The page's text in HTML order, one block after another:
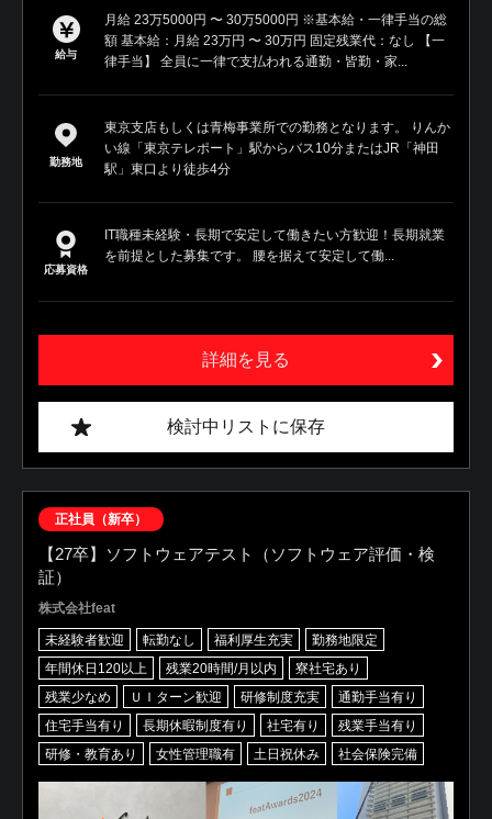
給与
月給 23万5000円 〜 30万5000円 ※基本給・一律手当の総
額 基本給：月給 23万円 〜 30万円 固定残業代：なし 【一
律手当】 全員に一律で支払われる通勤・皆勤・家...
勤務地
東京支店もしくは青梅事業所での勤務となります。 りんか
い線「東京テレポート」駅からバス10分またはJR「神田
駅」東口より徒歩4分
応募資格
IT職種未経験・長期で安定して働きたい方歓迎！長期就業
を前提とした募集です。 腰を据えて安定して働...
詳細を見る
検討中リストに保存
正社員（新卒）
【27卒】ソフトウェアテスト（ソフトウェア評価・検
証）
株式会社feat
未経験者歓迎 転勤なし 福利厚生充実
勤務地限定
年間休日120以上
残業20時間/月以内
寮社宅あり
残業少なめ
ＵＩターン歓迎 研修制度充実
通勤手当有り
住宅手当有り
長期休暇制度有り 社宅有り
残業手当有り
研修・教育あり
女性管理職有 土日祝休み 社会保険完備